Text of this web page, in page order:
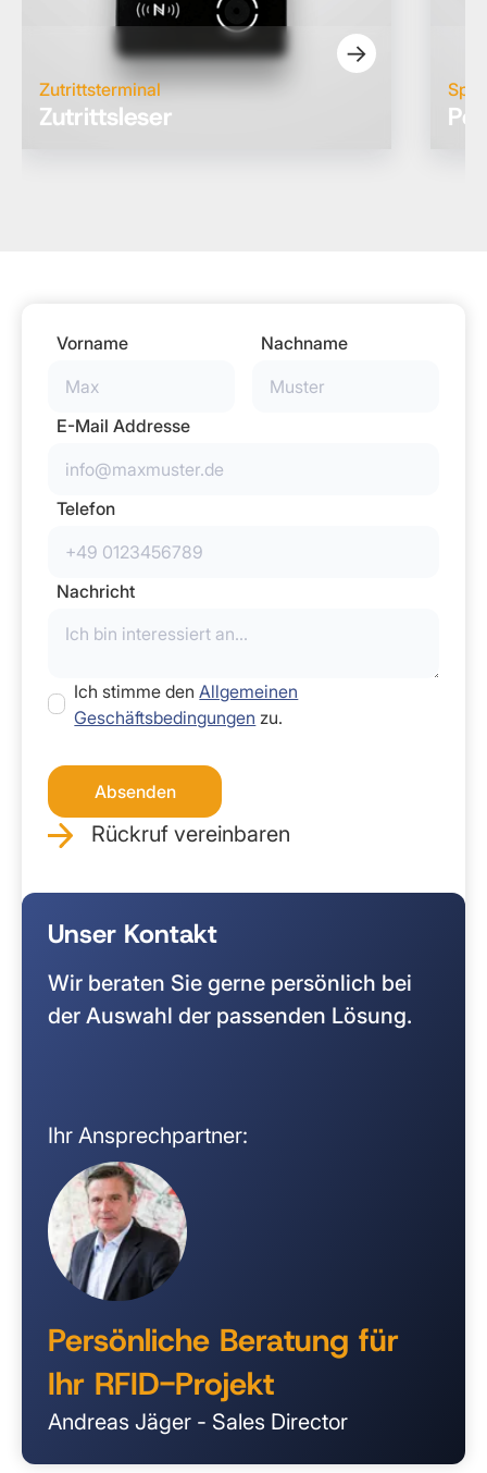
Zutrittsterminal
Zutrittsleser
→
Unser Kontakt
Wir beraten Sie gerne persönlich bei
der Auswahl der passenden Lösung.
Ihr Ansprechpartner:
Persönliche Beratung für
Ihr RFID-Projekt
Andreas Jäger - Sales Director
Vorname Nachname
E-Mail Addresse
Telefon
Nachricht
Ich stimme den Allgemeinen
Geschäftsbedingungen zu.
Rückruf vereinbaren